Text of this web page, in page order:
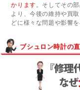
かります。そしてその
より、今後の維持や買
どに様々な問題や影響
ブシュロン時計の